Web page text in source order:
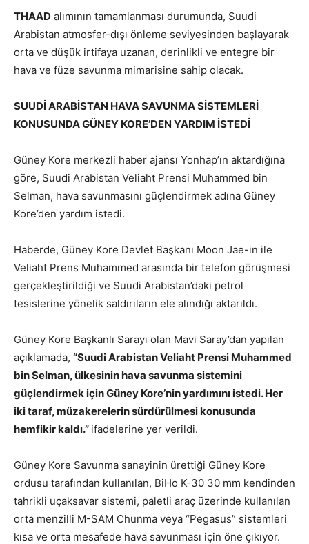
THAAD alımının tamamlanması durumunda, Suudi
Arabistan atmosfer-dışı önleme seviyesinden başlayarak
orta ve düşük irtifaya uzanan, derinlikli ve entegre bir
hava ve füze savunma mimarisine sahip olacak.
SUUDİ ARABİSTAN HAVA SAVUNMA SİSTEMLERİ
KONUSUNDA GÜNEY KORE’DEN YARDIM İSTEDİ
Güney Kore merkezli haber ajansı Yonhap’ın aktardığına
göre, Suudi Arabistan Veliaht Prensi Muhammed bin
Selman, hava savunmasını güçlendirmek adına Güney
Kore’den yardım istedi.
Haberde, Güney Kore Devlet Başkanı Moon Jae-in ile
Veliaht Prens Muhammed arasında bir telefon görüşmesi
gerçekleştirildiği ve Suudi Arabistan’daki petrol
tesislerine yönelik saldırıların ele alındığı aktarıldı.
Güney Kore Başkanlı Sarayı olan Mavi Saray’dan yapılan
açıklamada, “Suudi Arabistan Veliaht Prensi Muhammed
bin Selman, ülkesinin hava savunma sistemini
güçlendirmek için Güney Kore’nin yardımını istedi. Her
iki taraf, müzakerelerin sürdürülmesi konusunda
hemfikir kaldı.” ifadelerine yer verildi.
Güney Kore Savunma sanayinin ürettiği Güney Kore
ordusu tarafından kullanılan, BiHo K-30 30 mm kendinden
tahrikli uçaksavar sistemi, paletli araç üzerinde kullanılan
orta menzilli M-SAM Chunma veya “Pegasus” sistemleri
kısa ve orta mesafede hava savunması için öne çıkıyor.